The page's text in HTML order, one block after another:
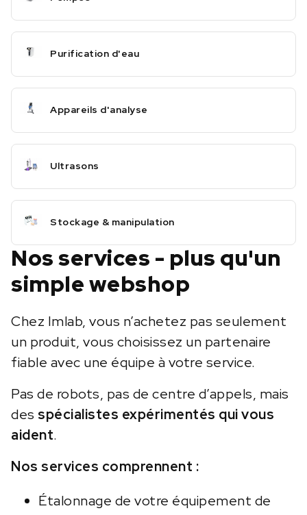
Purification d'eau
Appareils d'analyse
Ultrasons
Stockage & manipulation
Nos services - plus qu'un
simple webshop
Chez Imlab, vous n’achetez pas seulement
un produit, vous choisissez un partenaire
fiable avec une équipe à votre service.
Pas de robots, pas de centre d’appels, mais
des spécialistes expérimentés qui vous
aident.
Nos services comprennent :
Étalonnage de votre équipement de